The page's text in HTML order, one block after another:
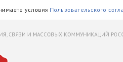
условия Пользовательского
СВЯЗИ И МАССОВЫХ КОММУНИКАЦИЙ